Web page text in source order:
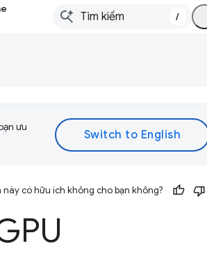
/
ưu
này có hữu ích không cho bạn không?